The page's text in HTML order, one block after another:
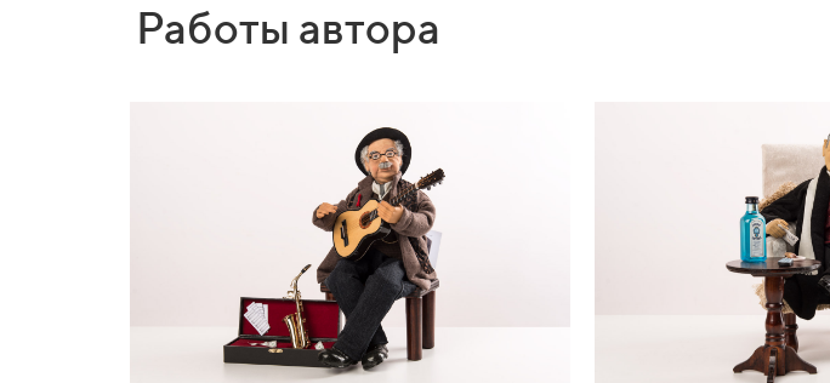
Работы автора